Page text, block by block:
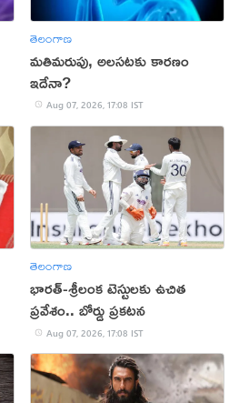
తెలంగాణ
మతిమరుపు, అలసటకు కారణం
ఇదేనా?
Aug 07, 2026, 17:08 IST
తెలంగాణ
భారత్-శ్రీలంక టెస్టులకు ఉచిత
ప్రవేశం.. బోర్డు ప్రకటన
Aug 07, 2026, 17:08 IST